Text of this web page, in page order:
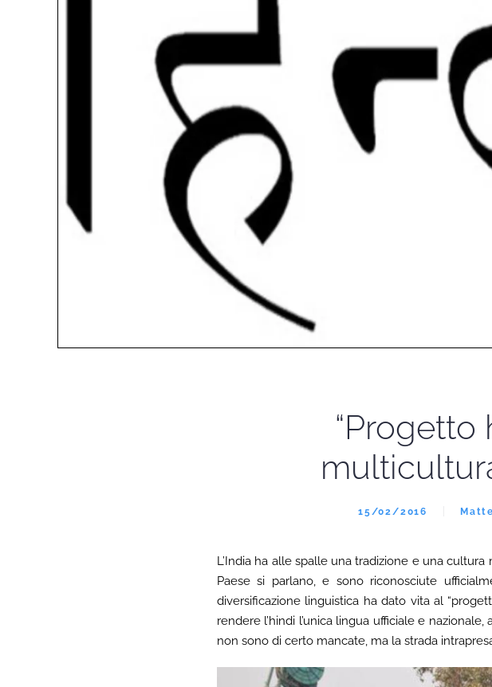
“Progetto
15/02/2016
L’India ha alle spalle una tradizione e una
Paese si parlano, e sono riconosciute
diversificazione linguistica ha dato vita al
rendere l’hindi l’unica lingua ufficiale e
non sono di certo mancate, ma la strada